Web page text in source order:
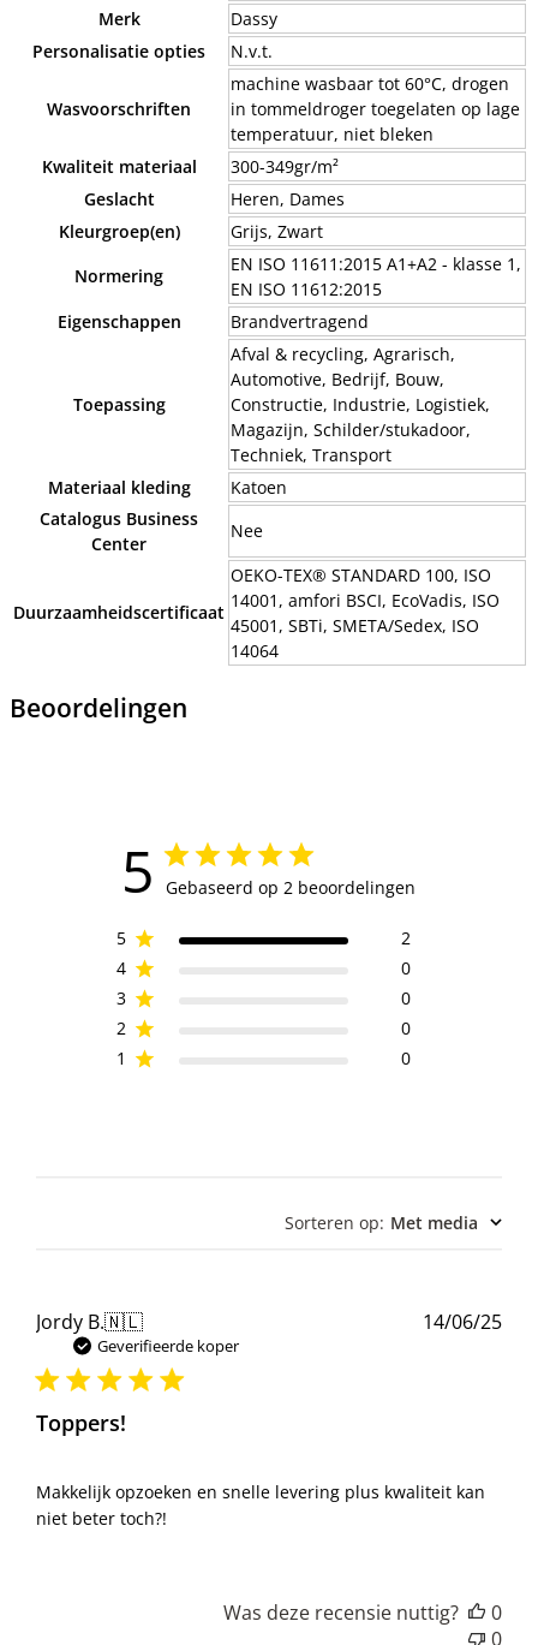
Merk
Dassy
Personalisatie opties
N.v.t.
Wasvoorschriften
machine wasbaar tot 60°C, drogen
in tommeldroger toegelaten op lage
temperatuur, niet bleken
Kwaliteit materiaal
300-349gr/m²
Geslacht
Heren, Dames
Kleurgroep(en)
Grijs, Zwart
Normering
EN ISO 11611:2015 A1+A2 - klasse 1,
EN ISO 11612:2015
Eigenschappen
Brandvertragend
Toepassing
Afval & recycling, Agrarisch,
Automotive, Bedrijf, Bouw,
Constructie, Industrie, Logistiek,
Magazijn, Schilder/stukadoor,
Techniek, Transport
Materiaal kleding
Katoen
Catalogus Business
Center
Nee
Duurzaamheidscertificaat
OEKO-TEX® STANDARD 100, ISO
14001, amfori BSCI, EcoVadis, ISO
45001, SBTi, SMETA/Sedex, ISO
14064
Beoordelingen
5 Gebaseerd op 2 beoordelingen
5
2
4
0
3
0
2
0
1
0
Sorteren op: Met media
Jordy B.🇳🇱
Geverifieerde koper
Toppers!
Makkelijk opzoeken en snelle levering plus kwaliteit kan
niet beter toch?!
14/06/25
Was deze recensie nuttig?
0
0